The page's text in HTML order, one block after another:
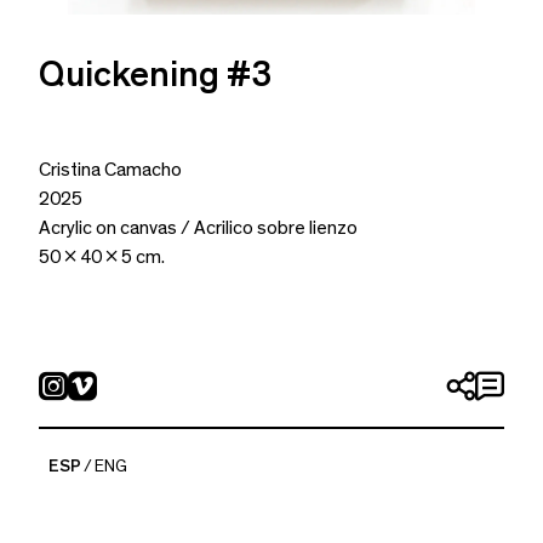
Quickening #3
Cristina Camacho
2025
Acrylic on canvas / Acrilico sobre lienzo
50 x 40 x 5 cm.
ESP ENG